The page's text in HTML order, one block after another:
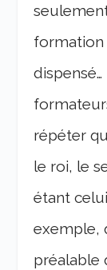
formation
répéter
le roi, le
étant
exemple,
préalable